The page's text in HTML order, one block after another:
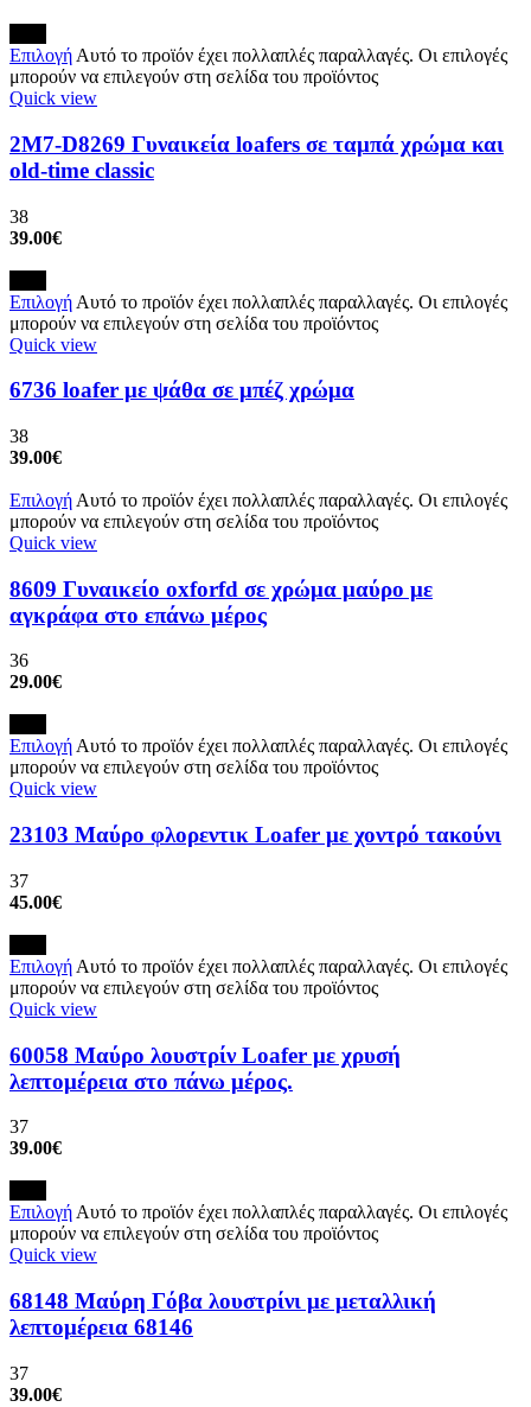
Επιλογή Αυτό το προϊόν έχει πολλαπλές παραλλαγές. Οι επιλογές
μπορούν να επιλεγούν στη σελίδα του προϊόντος
Quick view
2M7-D8269 Γυναικεία loafers σε ταμπά χρώμα και
old-time classic
38
39.00€
Επιλογή Αυτό το προϊόν έχει πολλαπλές παραλλαγές. Οι επιλογές
μπορούν να επιλεγούν στη σελίδα του προϊόντος
Quick view
6736 loafer με ψάθα σε μπέζ χρώμα
38
39.00€
Επιλογή Αυτό το προϊόν έχει πολλαπλές παραλλαγές. Οι επιλογές
μπορούν να επιλεγούν στη σελίδα του προϊόντος
Quick view
8609 Γυναικείο oxforfd σε χρώμα μαύρο με
αγκράφα στο επάνω μέρος
36
29.00€
Επιλογή Αυτό το προϊόν έχει πολλαπλές παραλλαγές. Οι επιλογές
μπορούν να επιλεγούν στη σελίδα του προϊόντος
Quick view
23103 Μαύρο φλορεντικ Loafer με χοντρό τακούνι
37
45.00€
Επιλογή Αυτό το προϊόν έχει πολλαπλές παραλλαγές. Οι επιλογές
μπορούν να επιλεγούν στη σελίδα του προϊόντος
Quick view
60058 Μαύρο λουστρίν Loafer με χρυσή
λεπτομέρεια στο πάνω μέρος.
37
39.00€
Επιλογή Αυτό το προϊόν έχει πολλαπλές παραλλαγές. Οι επιλογές
μπορούν να επιλεγούν στη σελίδα του προϊόντος
Quick view
68148 Μαύρη Γόβα λουστρίνι με μεταλλική
λεπτομέρεια 68146
37
39.00€